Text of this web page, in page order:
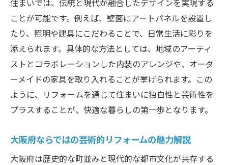
ことが可能です。例えば、壁面にアートパネルを設置し
たり、照明や建具にこだわることで、日常生活に彩りを
添えられます。具体的な方法としては、地域のアーティ
ストとコラボレーションした内装のアレンジや、オーダ
ーメイドの家具を取り入れることが挙げられます。この
ように、リフォームを通じて住まいに独自性と芸術性を
プラスすることが、快適な暮らしの第一歩となります。
大阪府ならではの芸術的リフォームの魅力解説
大阪府は歴史的な町並みと現代的な都市文化が共存する